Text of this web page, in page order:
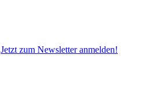
Jetzt zum Newsletter anmelden!